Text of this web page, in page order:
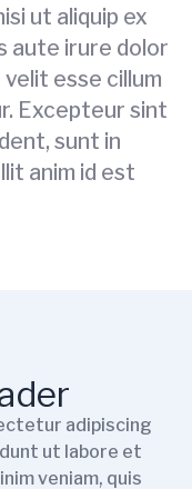
ut aliquip ex
aute irure dolor
esse cillum
Excepteur sint
sunt in
anim id est
adipiscing
ut labore et
veniam, quis